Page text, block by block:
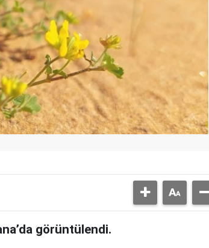
görüntülendi.